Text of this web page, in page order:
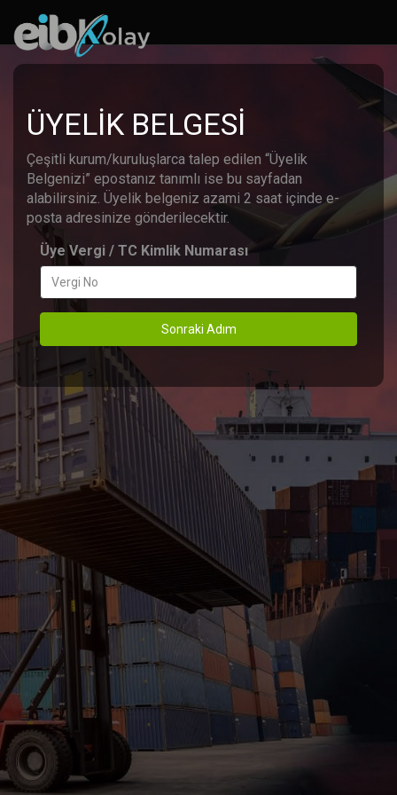
ÜYELİK BELGESİ
Çeşitli kurum/kuruluşlarca talep edilen “Üyelik
Belgenizi” epostanız tanımlı ise bu sayfadan
alabilirsiniz. Üyelik belgeniz azami 2 saat içinde e-
posta adresinize gönderilecektir.
Üye Vergi / TC Kimlik Numarası